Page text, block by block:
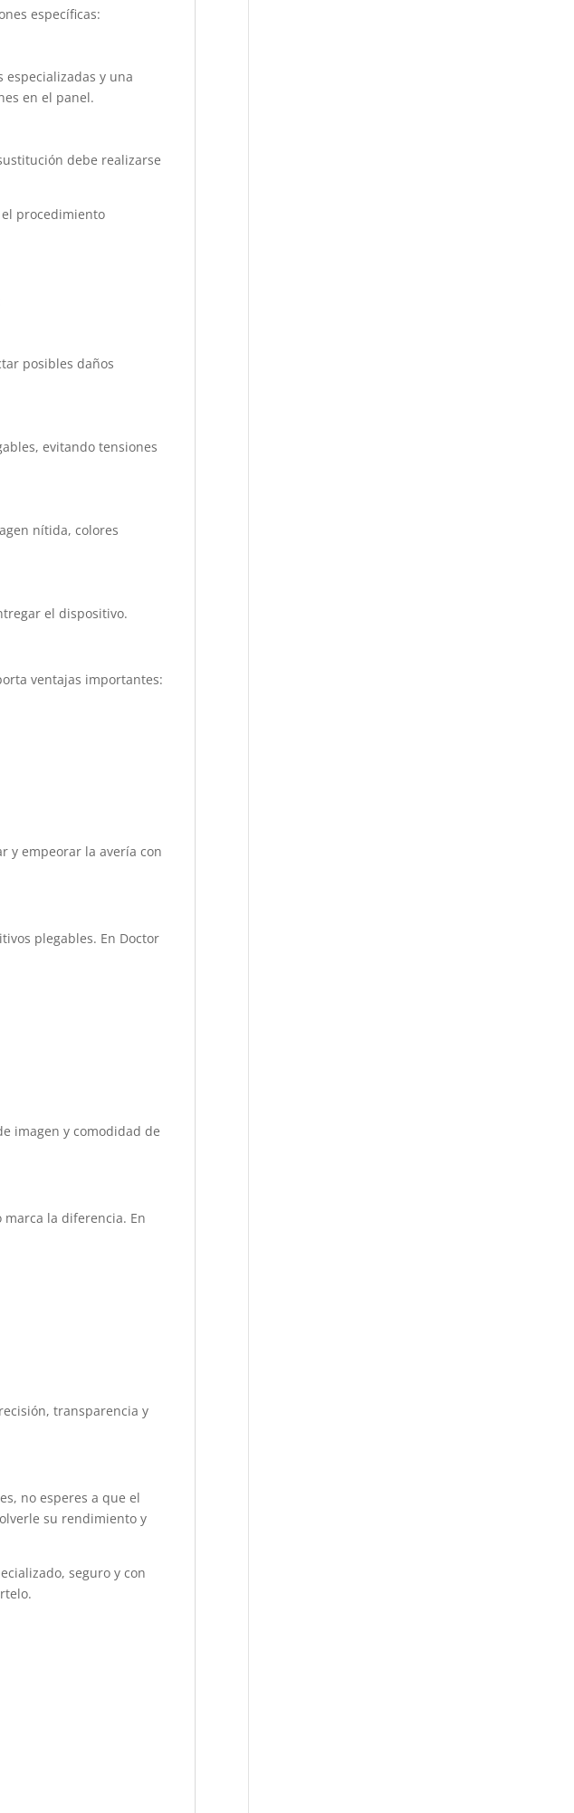
específicas:
especializadas y una
en el panel.
debe realizarse
el procedimiento
posibles daños
evitando tensiones
nítida, colores
el dispositivo.
ventajas importantes:
y empeorar la avería con
plegables. En Doctor
imagen y comodidad de
la diferencia. En
transparencia y
no esperes a que el
su rendimiento y
seguro y con